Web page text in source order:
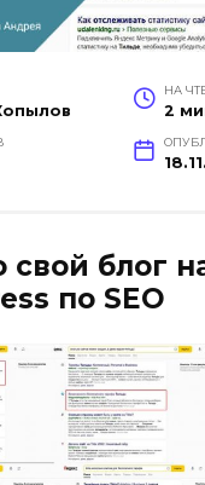
НА
2
блог
по SEO